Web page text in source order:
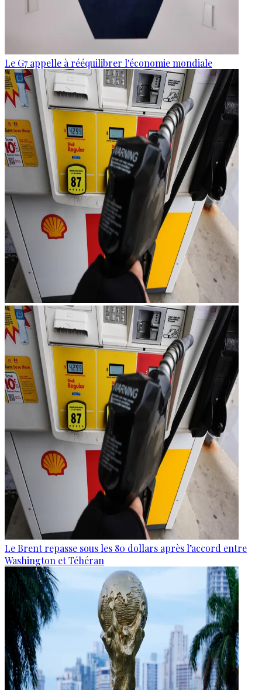
Le G7 appelle à rééquilibrer l'économie mondiale
Le Brent repasse sous les 80 dollars après l’accord entre
Washington et Téhéran